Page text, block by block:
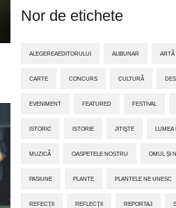
Nor de etichete
ALEGEREAEDITORULUI ALIBUNAR ARTĂ
CARTE CONCURS CULTURĂ
EVENIMENT FEATURED FESTIVAL
ISTORIC ISTORIE JITIŞTE LUMEA
MUZICĂ OASPETELE NOSTRU OMUL ȘI
PASIUNE PLANTE PLANTELE NE UNESC
REFECȚII REFLECȚII REPORTAJ